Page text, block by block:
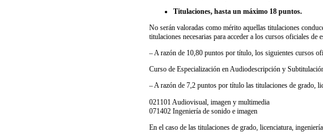
Titulaciones, hasta un máximo 18 puntos.
No serán valoradas como mérito aquellas titulaciones
titulaciones necesarias para acceder a los cursos oficiales
– A razón de 10,80 puntos por título, los siguientes cursos
Curso de Especialización en Audiodescripción y
– A razón de 7,2 puntos por título las titulaciones de grado,
021101 Audiovisual, imagen y multimedia
071402 Ingeniería de sonido e imagen
En el caso de las titulaciones de grado, licenciatura,